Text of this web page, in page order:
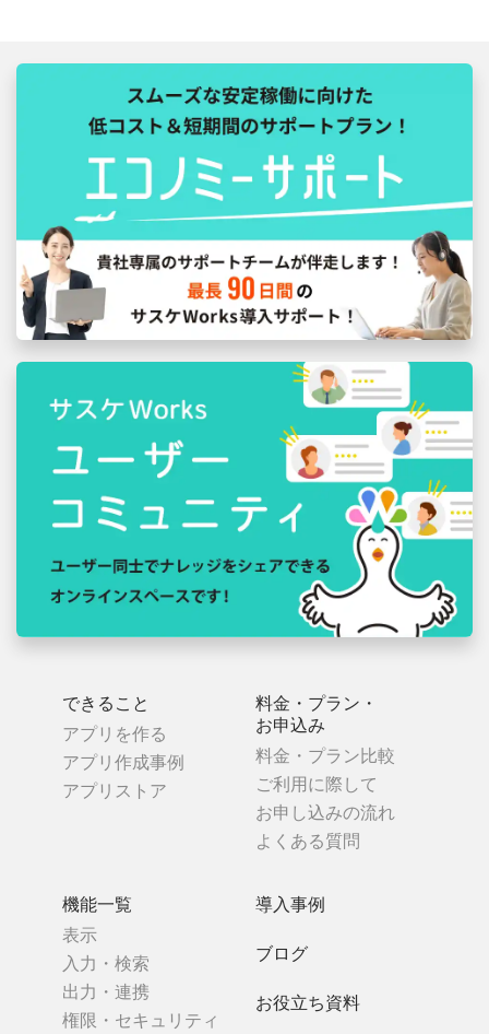
できること
アプリを作る
アプリ作成事例
アプリストア
機能一覧
表示
入力・検索
出力・連携
権限・セキュリティ
料金・プラン・
お申込み
料金・プラン比較
ご利用に際して
お申し込みの流れ
よくある質問
導入事例
ブログ
お役立ち資料